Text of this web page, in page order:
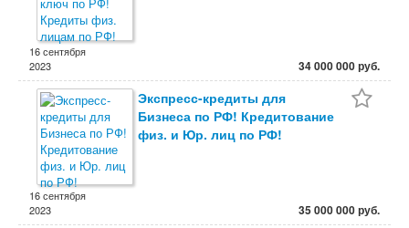
16 сентября
2023
34 000 000 руб.
Экспресс-кредиты для
Бизнеса по РФ! Кредитование
физ. и Юр. лиц по РФ!
16 сентября
2023
35 000 000 руб.